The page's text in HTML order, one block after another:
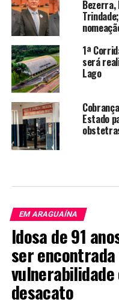
Bezerra,
1ª
será
Lago
Estado
EM ARAGUAÍNA
Idosa de 91
ser
desacato